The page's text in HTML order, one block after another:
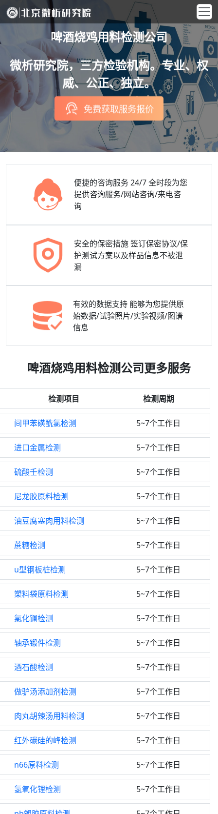
啤酒烧鸡用料检测公司
微析研究院，三方检验机构。专业、权
威、公正、独立。
免费获取服务报价
便捷的咨询服务24/7 全时段为您
提供咨询服务/网站咨询/来电咨
询
安全的保密措施 签订保密协议/保
护测试方案以及样品信息不被泄
漏
有效的数据支持 能够为您提供原
始数据/试验照片/实验视频/图谱
信息
啤酒烧鸡用料检测公司更多服务
检测项目 检测周期
间甲苯磺酰氯检测 5~7个工作日
进口金属检测 5~7个工作日
硫酸壬检测 5~7个工作日
尼龙胶原料检测 5~7个工作日
油豆腐塞肉用料检测 5~7个工作日
蔗糖检测 5~7个工作日
u型钢板桩检测 5~7个工作日
槊料袋原料检测 5~7个工作日
氯化镧检测 5~7个工作日
轴承锻件检测 5~7个工作日
酒石酸检测 5~7个工作日
做驴汤添加剂检测 5~7个工作日
肉丸胡辣汤用料检测 5~7个工作日
红外碳硅的峰检测 5~7个工作日
n66原料检测 5~7个工作日
氢氧化锂检测 5~7个工作日